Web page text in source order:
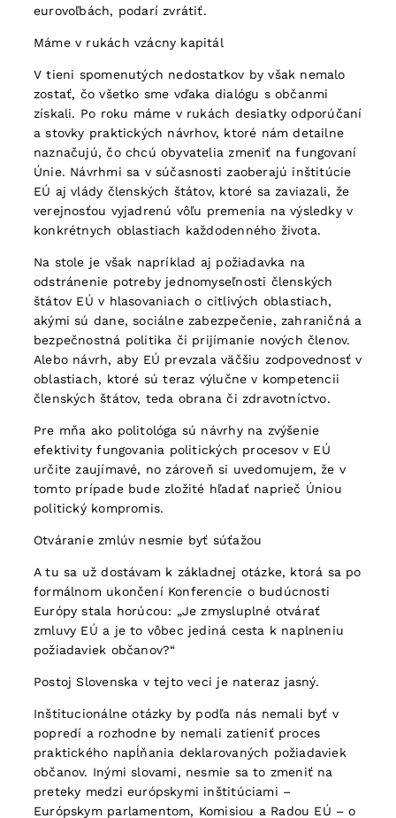
eurovoľbách, podarí zvrátiť.
Máme v rukách vzácny kapitál
V tieni spomenutých nedostatkov by však nemalo
zostať, čo všetko sme vďaka dialógu s občanmi
získali. Po roku máme v rukách desiatky odporúčaní
a stovky praktických návrhov, ktoré nám detailne
naznačujú, čo chcú obyvatelia zmeniť na fungovaní
Únie. Návrhmi sa v súčasnosti zaoberajú inštitúcie
EÚ aj vlády členských štátov, ktoré sa zaviazali, že
verejnosťou vyjadrenú vôľu premenia na výsledky v
konkrétnych oblastiach každodenného života.
Na stole je však napríklad aj požiadavka na
odstránenie potreby jednomyseľnosti členských
štátov EÚ v hlasovaniach o citlivých oblastiach,
akými sú dane, sociálne zabezpečenie, zahraničná a
bezpečnostná politika či prijímanie nových členov.
Alebo návrh, aby EÚ prevzala väčšiu zodpovednosť v
oblastiach, ktoré sú teraz výlučne v kompetencii
členských štátov, teda obrana či zdravotníctvo.
Pre mňa ako politológa sú návrhy na zvýšenie
efektivity fungovania politických procesov v EÚ
určite zaujímavé, no zároveň si uvedomujem, že v
tomto prípade bude zložité hľadať naprieč Úniou
politický kompromis.
Otváranie zmlúv nesmie byť súťažou
A tu sa už dostávam k základnej otázke, ktorá sa po
formálnom ukončení Konferencie o budúcnosti
Európy stala horúcou: „Je zmysluplné otvárať
zmluvy EÚ a je to vôbec jediná cesta k naplneniu
požiadaviek občanov?“
Postoj Slovenska v tejto veci je nateraz jasný.
Inštitucionálne otázky by podľa nás nemali byť v
popredí a rozhodne by nemali zatieniť proces
praktického napĺňania deklarovaných požiadaviek
občanov. Inými slovami, nesmie sa to zmeniť na
preteky medzi európskymi inštitúciami –
Európskym parlamentom, Komisiou a Radou EÚ – o